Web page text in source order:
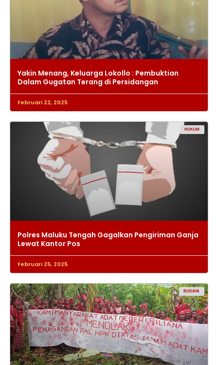
Yakin Menang, Keluarga Lokollo : Pembuktian
Dalam Gugatan Terang di Persidangan
Februari 22, 2025
HUKUM
Polres Maluku Tengah Gagalkan Pengiriman Ganja
Lewat Kantor Pos
Februari 25, 2025
BUDAYA